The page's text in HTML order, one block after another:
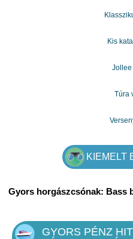
- Konszolidációs adósság
kapcsolatba lépni velem.
Önök rendelkezésére állnak
mariakovac841@gmail.com
Kis
Jollee
Túra
KIEMELT
Gyors horgászcsónak: Bass
GYORS PÉNZ